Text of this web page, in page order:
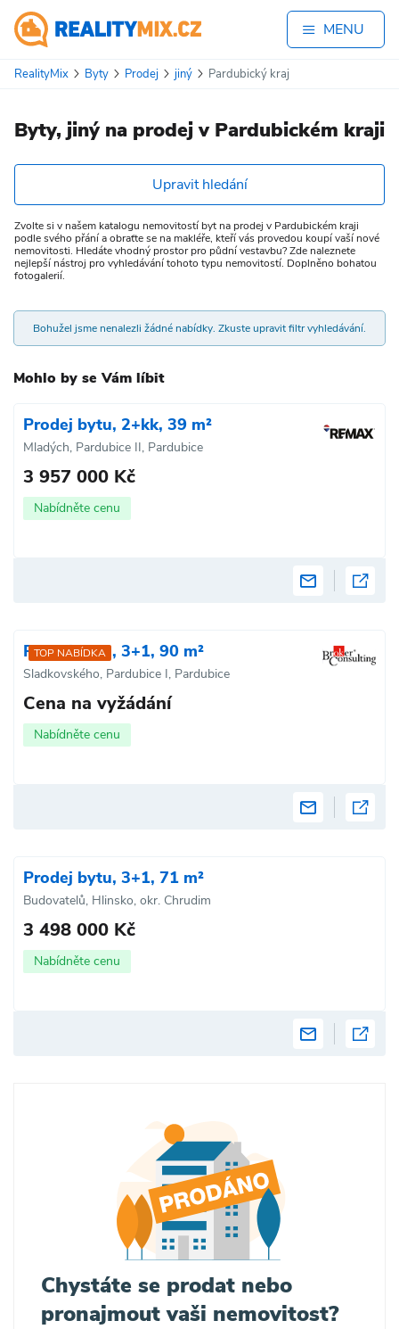
MENU
RealityMix Byty Prodej jiný Pardubický kraj
Byty, jiný na prodej v Pardubickém kraji
Upravit hledání
Zvolte si v našem katalogu nemovitostí byt na prodej v Pardubickém kraji
podle svého přání a obraťte se na makléře, kteří vás provedou koupí vaší nové
nemovitosti. Hledáte vhodný prostor pro půdní vestavbu? Zde naleznete
nejlepší nástroj pro vyhledávání tohoto typu nemovitostí. Doplněno bohatou
fotogalerií.
Bohužel jsme nenalezli žádné nabídky. Zkuste upravit filtr vyhledávání.
Mohlo by se Vám líbit
Prodej bytu, 2+kk, 39 m²
Mladých, Pardubice II, Pardubice
3 957 000 Kč
Nabídněte cenu
TOP NABÍDKA
Prodej bytu, 3+1, 90 m²
Sladkovského, Pardubice I, Pardubice
Cena na vyžádání
Nabídněte cenu
Prodej bytu, 3+1, 71 m²
Budovatelů, Hlinsko, okr. Chrudim
3 498 000 Kč
Nabídněte cenu
Chystáte se prodat nebo
pronajmout vaši nemovitost?